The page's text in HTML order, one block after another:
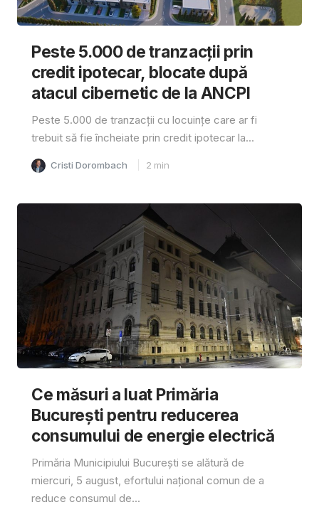
Peste 5.000 de tranzacții prin
credit ipotecar, blocate după
atacul cibernetic de la ANCPI
Peste 5.000 de tranzacții cu locuințe care ar fi
trebuit să fie încheiate prin credit ipotecar la...
Cristi Dorombach 2 min
Ce măsuri a luat Primăria
București pentru reducerea
consumului de energie electrică
Primăria Municipiului București se alătură de
miercuri, 5 august, efortului național comun de a
reduce consumul de...